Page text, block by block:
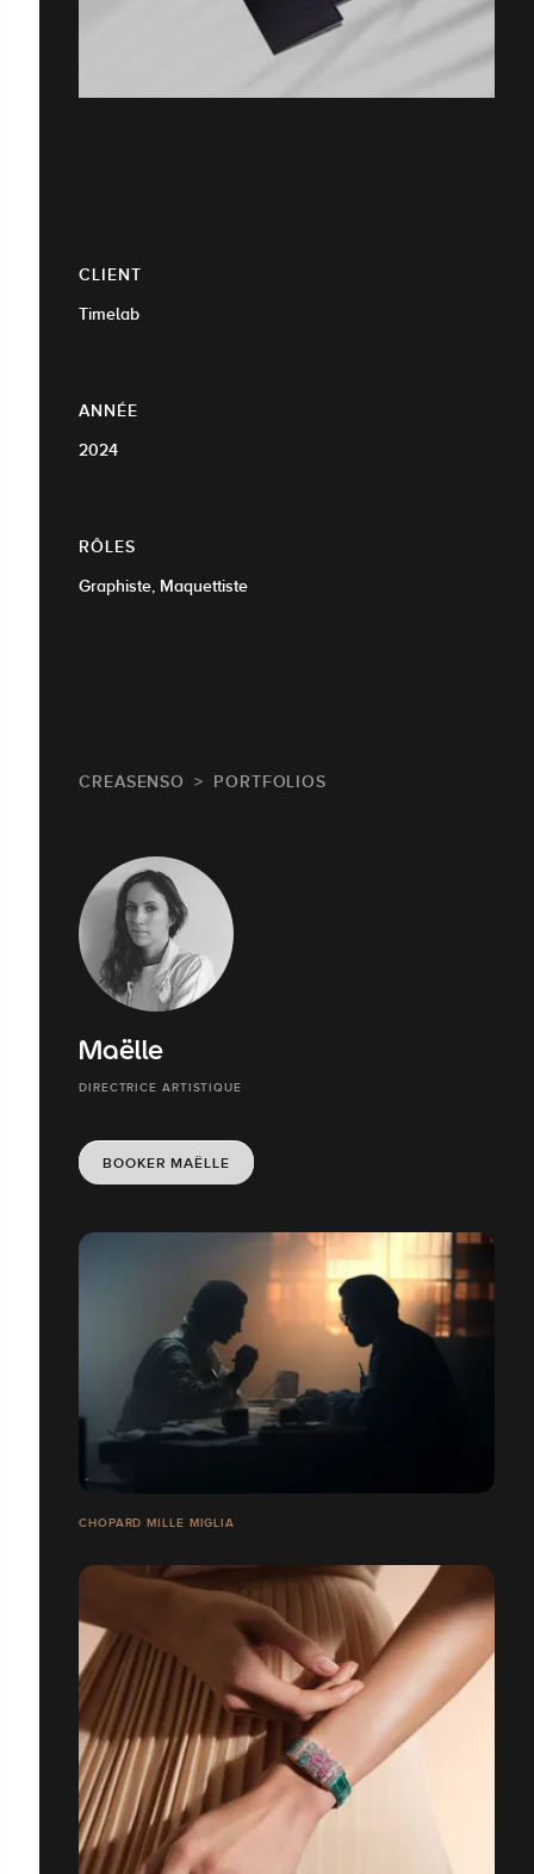
CLIENT
Timelab
ANNÉE
2024
RÔLES
Graphiste, Maquettiste
CREASENSO PORTFOLIOS
Maëlle
DIRECTRICE ARTISTIQUE
BOOKER MAËLLE
CHOPARD MILLE MIGLIA